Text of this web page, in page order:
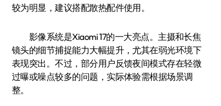
较为明显，建议搭配散热配件使用。
影像系统是Xiaomi 17的一大亮点。主摄和长焦
镜头的细节捕捉能力大幅提升，尤其在弱光环境下
表现突出。不过，部分用户反馈夜间模式存在轻微
过曝或噪点较多的问题，实际体验需根据场景调
整。